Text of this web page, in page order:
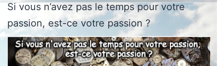
Si vous n’avez pas le temps pour votre
passion, est-ce votre passion ?